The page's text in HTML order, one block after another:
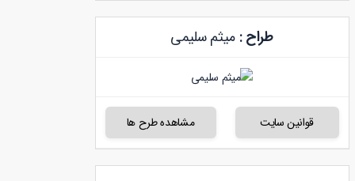
طراح :میثم سلیمی
قوانین سایت مشاهده طرح ها